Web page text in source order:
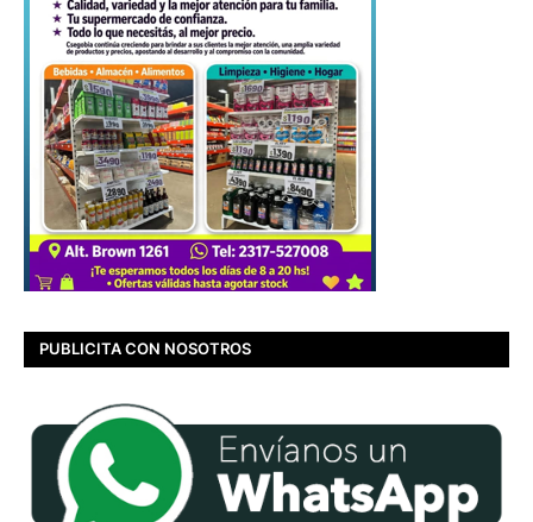
PUBLICITA CON NOSOTROS